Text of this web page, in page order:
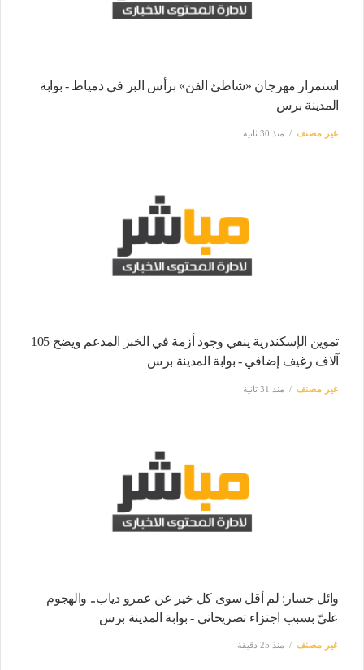
استمرار مهرجان «شاطئ الفن» برأس البر في دمياط - بوابة
المدينة برس
غير مصنف منذ 30 ثانية
تموين الإسكندرية ينفي وجود أزمة في الخبز المدعم ويضخ 105
آلاف رغيف إضافي - بوابة المدينة برس
غير مصنف منذ 31 ثانية
وائل جسار: لم أقل سوى كل خير عن عمرو دياب.. والهجوم
عليّ بسبب اجتزاء تصريحاتي - بوابة المدينة برس
غير مصنف منذ 25 دقيقة